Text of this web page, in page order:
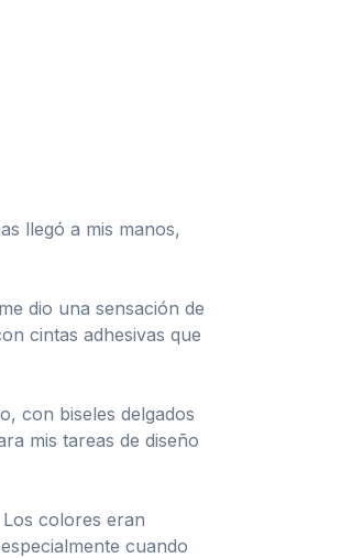
llegó a mis manos,
dio una sensación de
cintas adhesivas que
con biseles delgados
mis tareas de diseño
colores eran
cuando